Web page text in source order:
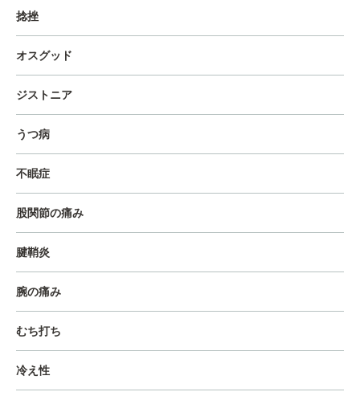
捻挫
オスグッド
ジストニア
うつ病
不眠症
股関節の痛み
腱鞘炎
腕の痛み
むち打ち
冷え性